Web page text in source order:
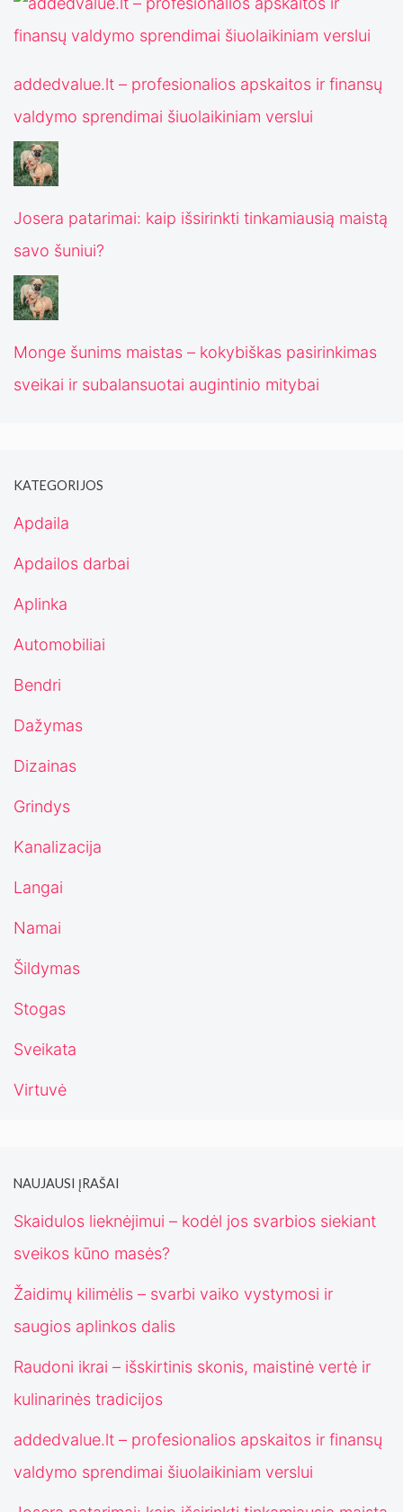
addedvalue.lt – profesionalios apskaitos ir finansų
valdymo sprendimai šiuolaikiniam verslui
Josera patarimai: kaip išsirinkti tinkamiausią maistą
savo šuniui?
Monge šunims maistas – kokybiškas pasirinkimas
sveikai ir subalansuotai augintinio mitybai
KATEGORIJOS
Apdaila
Apdailos darbai
Aplinka
Automobiliai
Bendri
Dažymas
Dizainas
Grindys
Kanalizacija
Langai
Namai
Šildymas
Stogas
Sveikata
Virtuvė
NAUJAUSI ĮRAŠAI
Skaidulos lieknėjimui – kodėl jos svarbios siekiant
sveikos kūno masės?
Žaidimų kilimėlis – svarbi vaiko vystymosi ir
saugios aplinkos dalis
Raudoni ikrai – išskirtinis skonis, maistinė vertė ir
kulinarinės tradicijos
addedvalue.lt – profesionalios apskaitos ir finansų
valdymo sprendimai šiuolaikiniam verslui